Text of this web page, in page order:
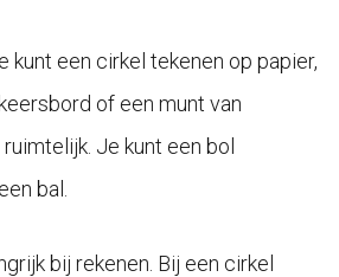
kunt een cirkel tekenen op papier,
of een munt van
Je kunt een bol
bal.
bij rekenen. Bij een cirkel